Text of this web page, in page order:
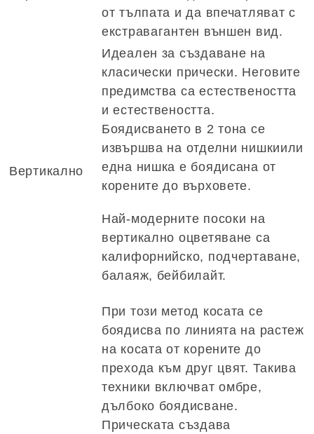
от тълпата и да впечатляват с
екстравагантен външен вид.
Вертикално
Идеален за създаване на
класически прически. Неговите
предимства са естествеността
и естествеността.
Боядисването в 2 тона се
извършва на отделни нишкиили
една нишка е боядисана от
корените до върховете.
Най-модерните посоки на
вертикално оцветяване са
калифорнийско, подчертаване,
балаяж, бейбилайт.
При този метод косата се
боядисва по линията на растеж
на косата от корените до
прехода към друг цвят. Такива
техники включват омбре,
дълбоко боядисване.
Прическата създава